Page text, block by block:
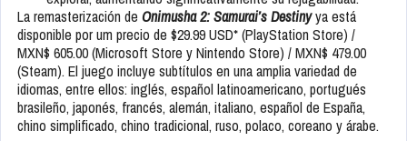
La remasterización de Onimusha 2: Samurai’s Destinyya está
disponible por um precio de $29.99 USD* (PlayStation Store) /
MXN$ 605.00 (Microsoft Store y Nintendo Store) / MXN$ 479.00
(Steam). El juego incluye subtítulos en una amplia variedad de
idiomas, entre ellos: inglés, español latinoamericano, portugués
brasileño, japonés, francés, alemán, italiano, español de España,
chino simplificado, chino tradicional, ruso, polaco, coreano y árabe.